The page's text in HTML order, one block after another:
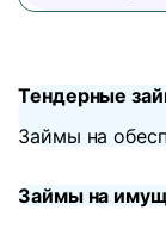
Тендерные
Займы на
Займы на